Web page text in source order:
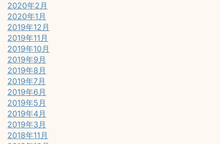
2020年2月
2020年1月
2019年12月
2019年11月
2019年10月
2019年9月
2019年8月
2019年7月
2019年6月
2019年5月
2019年4月
2019年3月
2018年11月